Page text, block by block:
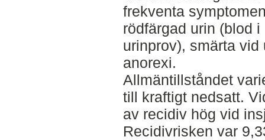
frekventa
rödfärgad urin (blod
urinprov), smärta
anorexi.
Allmäntillståndet
till kraftigt nedsatt.
av recidiv hög vid
Recidivrisken var